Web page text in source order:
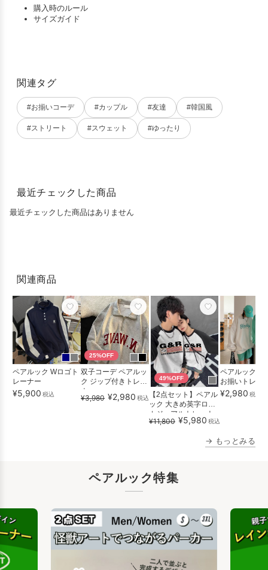
購入時のルール
サイズガイド
関連タグ
#お揃いコーデ #カップル #友達 #韓国風
#ストリート #スウェット #ゆったり
最近チェックした商品
最近チェックした商品はありません
関連商品
ペアルック Wロゴト
レーナー
¥5,900 税込
25%OFF
双子コーデ ペアルッ
ク ジップ付きトレー
ナー
¥3,980 ¥2,980 税込
49%OFF
【2点セット】ペアル
ック 大きめ英字ロゴ
カジュアルトレーナ
ー
¥11,800 ¥5,980 税込
ペアルック さ
お揃いトレー
¥2,980 税込
→ もっとみる
ペアルック特集